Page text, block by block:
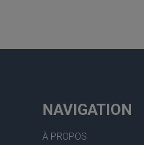
NAVIGATION
À PROPOS